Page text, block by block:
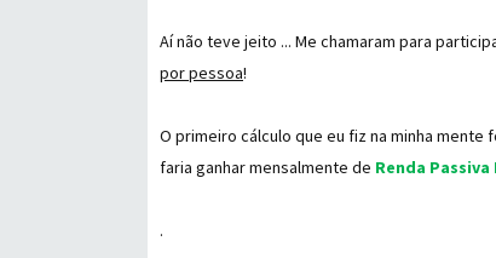
Aí não teve jeito ... Me chamaram para
por pessoa!
O primeiro cálculo que eu fiz na minha mente
faria ganhar mensalmente de Renda Passiva
.